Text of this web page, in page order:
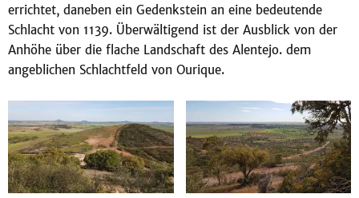
errichtet, daneben ein Gedenkstein an eine bedeutende
Schlacht von 1139. Überwältigend ist der Ausblick von der
Anhöhe über die flache Landschaft des Alentejo. dem
angeblichen Schlachtfeld von Ourique.